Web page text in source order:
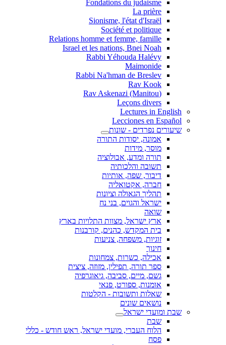
Fondations du judaisme
La prière
Sionisme, l'état d'Israël
Société et politique
Relations homme et femme, famille
Israel et les nations, Bnei Noah
Rabbi Yéhouda Halévy
Maimonide
Rabbi Na'hman de Breslev
Rav Kook
(Rav Askenazi (Manitou
Leçons divers
Lectures in English
Lecciones en Español
שיעורים נפרדים - שונות
אמונה, יסודות התורה
מוסר, מידות
תורה ומדע, אבולוציה
תשובה והלכותיה
דיבור, שפה, אותיות
חברה, אקטואליה
תהליך הגאולה וציונות
ישראל והגוים, בני נח
שואה
ארץ ישראל, מצוות התלויות בארץ
בית המקדש, כהנים, קורבנות
זוגיות, משפחה, צניעות
חינוך
אכילה, כשרות, צמחונות
ספר תורה, תפילין, מזוזה, ציצית
גשם, מיים, סביבה, גיאוגרפיה
אומנות, ספורט, פנאי
שאלות ותשובות - הקלטות
נושאים שונים
שבת ומועדי ישראל
שבת
הלוח העברי, מועדי ישראל, ראש חודש - כללי
פסח